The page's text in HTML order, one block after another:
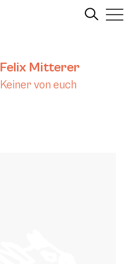
Felix Mitterer
Keiner von euch